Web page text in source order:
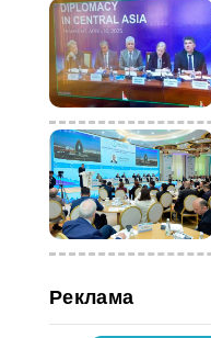
Реклама